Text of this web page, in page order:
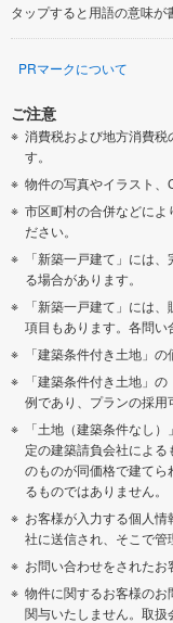
タップすると用語の意味が
PRマークについて
ご注意
消費税および地方消費税
す。
物件の写真やイラスト、
市区町村の合併などによ
ださい。
「新築一戸建て」には
る場合があります。
「新築一戸建て」には
項目もあります。各問い
「建築条件付き土地」
「建築条件付き土地」
例であり、プランの採用
「土地（建築条件なし
定の建築請負会社によ
のものが同価格で建て
るものではありません。
お客様が入力する個人
社に送信され、そこで管
お問い合わせをされたお
物件に関するお客様の
関与いたしません。取扱